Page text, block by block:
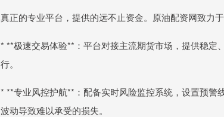
真正的专业平台，提供的远不止资金。原油配资网致力
* **极速交易体验**：平台对接主流期货市场，提供稳定
行。
* **专业风控护航**：配备实时风险监控系统，设置预
波动导致难以承受的损失。